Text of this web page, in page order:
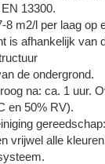
13300.
8 m2/l per laag op
is afhankelijk van
de ondergrond.
na: ca. 1 uur.
en 50% RV).
vrijwel alle